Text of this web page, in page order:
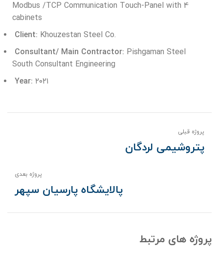
Modbus /TCP Communication Touch-Panel with 4
cabinets
Client: Khouzestan Steel Co.
Consultant/ Main Contractor: Pishgaman Steel
South Consultant Engineering
Year: ۲۰۲۱
پروژه قبلی
پتروشیمی لردگان
پروژه بعدی
پالایشگاه پارسیان سپهر
پروژه های مرتبط